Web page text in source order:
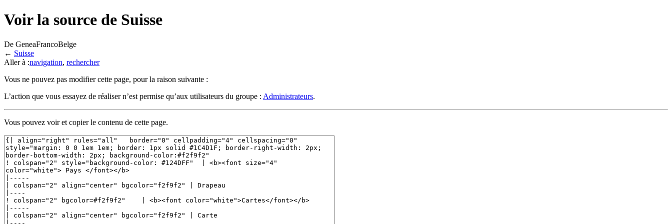
Voir la source de Suisse
De GeneaFrancoBelge
← Suisse
Aller à :navigation, rechercher
Vous ne pouvez pas modifier cette page, pour la raison suivante :
L’action que vous essayez de réaliser n’est permise qu’aux utilisateurs du groupe : Administrateurs.
Vous pouvez voir et copier le contenu de cette page.